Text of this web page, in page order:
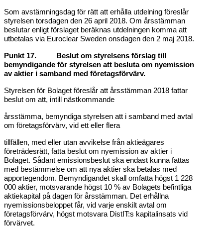
Som avstämningsdag för rätt att erhålla utdelning föreslår
styrelsen torsdagen den 26 april 2018. Om årsstämman
beslutar enligt förslaget beräknas utdelningen komma att
utbetalas via Euroclear Sweden onsdagen den 2 maj 2018.
Punkt 17. Beslut om styrelsens förslag till
bemyndigande för styrelsen att besluta om nyemission
av aktier i samband med företagsförvärv.
Styrelsen för Bolaget föreslår att årsstämman 2018 fattar
beslut om att, intill nästkommande
årsstämma, bemyndiga styrelsen att i samband med avtal
om företagsförvärv, vid ett eller flera
tillfällen, med eller utan avvikelse från aktieägares
företrädesrätt, fatta beslut om nyemission av aktier i
Bolaget. Sådant emissionsbeslut ska endast kunna fattas
med bestämmelse om att nya aktier ska betalas med
apportegendom. Bemyndigandet skall omfatta högst 1 228
000 aktier, motsvarande högst 10 % av Bolagets befintliga
aktiekapital på dagen för årsstämman. Det erhållna
nyemissionsbeloppet får, vid varje enskilt avtal om
företagsförvärv, högst motsvara DistIT:s kapitalinsats vid
förvärvet.